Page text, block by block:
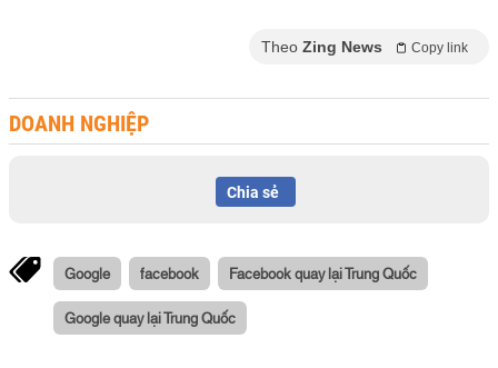
Theo Zing News Copy link
DOANH NGHIỆP
Chia sẻ
Google facebook Facebook quay lại Trung Quốc
Google quay lại Trung Quốc